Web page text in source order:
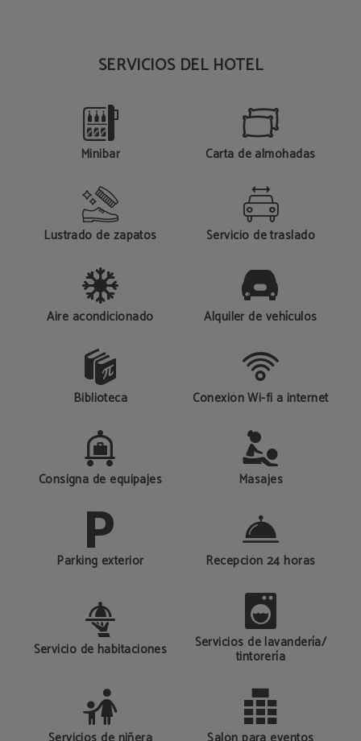
SERVICIOS DEL HOTEL
Minibar Carta de almohadas
Lustrado de zapatos Servicio de traslado
Aire acondicionado Alquiler de vehículos
Biblioteca Conexión Wi-fi a internet
Consigna de equipajes Masajes
Parking exterior Recepción 24 horas
Servicio de habitaciones Servicios de lavandería/
tintorería